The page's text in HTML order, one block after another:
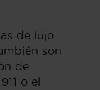
de lujo
son
de
o el